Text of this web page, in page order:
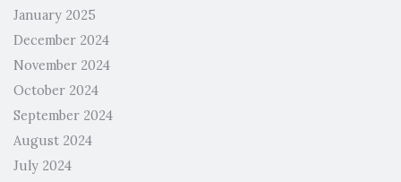
January 2025
December 2024
November 2024
October 2024
September 2024
August 2024
July 2024